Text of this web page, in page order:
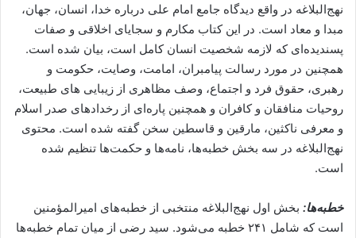
نهج‌البلاغه در واقع دیدگاه جامع امام علی درباره خدا، انسان، جهان،
مبدا و معاد است. در این کتاب مکارم و سجایای اخلاقی و صفات
پسندیده‌ای که لازمه شخصیت‌ انسان کامل است، بیان شده است.
همچنین در مورد رسالت پیامبران، امامت، وصایت، حکومت و
رهبری، حقوق فرد و اجتماع، وصف مظاهری از زیبایی های طبیعت،
روحیات منافقان و کافران و همچنین پاره‌ای از رخدادهای صدر اسلام
و معرفی ناکثین، مارقین و قاسطین سخن گفته شده است. محتوی
نهج‌البلاغه در سه بخش خطبه‌ها، نامه‌ها و حکمت‌ها تنظیم شده
است.
خطبه‌ها: بخش اول نهج‌البلاغه منتخبی از خطبه‌های امیرالمؤمنین
است که شامل ۲۴۱ خطبه می‌شود. سید رضی از میان تمام خطبه‌ها